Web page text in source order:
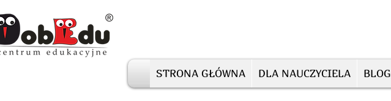
STRONA GŁÓWNA DLA NAUCZYCIELA BLOG